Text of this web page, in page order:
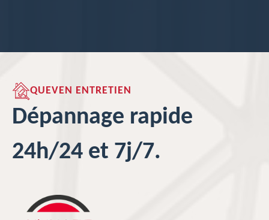
QUEVEN ENTRETIEN
Dépannage rapide
24h/24 et 7j/7.